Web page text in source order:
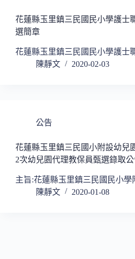
花蓮縣玉里鎮三民國民小學護士
選簡章
花蓮縣玉里鎮三民國民小學護士
陳靜文
2020-02-03
公告
花蓮縣玉里鎮三民國小附設幼兒
2次幼兒園代理教保員甄選錄取公
主旨:花蓮縣玉里鎮三民國民小
陳靜文
2020-01-08